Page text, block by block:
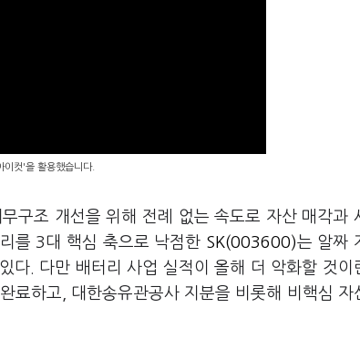
이컷'을 활용했습니다.
구조 개선을 위해 전례 없는 속도로 자산 매각과
를 3대 핵심 축으로 낙점한 SK(003600)는 알짜
다. 다만 배터리 사업 실적이 올해 더 악화할 것이
료하고, 대한송유관공사 지분을 비롯해 비핵심 자